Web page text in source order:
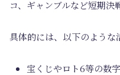
コ、ギャンブルなど短期決
具体的には、以下のような
宝くじやロト6等の数